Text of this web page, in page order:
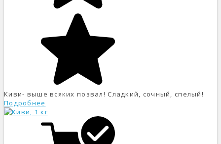
Киви- выше всяких позвал! Сладкий, сочный, спелый!
Подробнее